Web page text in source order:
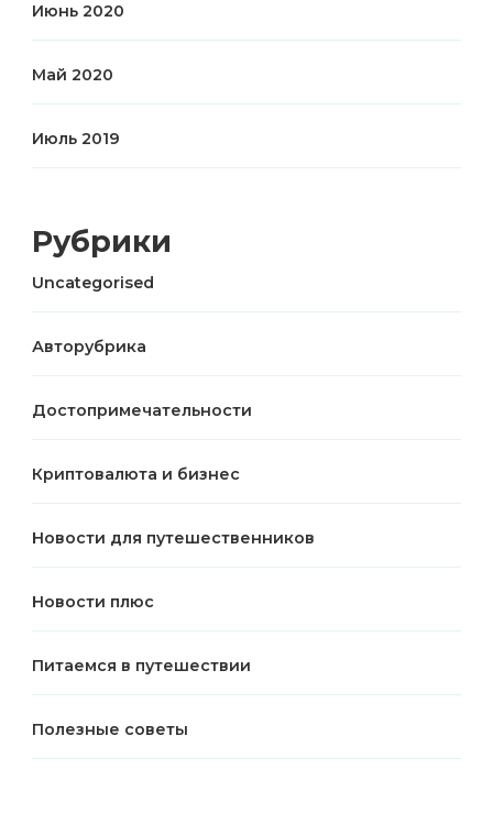
Июнь 2020
Май 2020
Июль 2019
Рубрики
Uncategorised
Авторубрика
Достопримечательности
Криптовалюта и бизнес
Новости для путешественников
Новости плюс
Питаемся в путешествии
Полезные советы